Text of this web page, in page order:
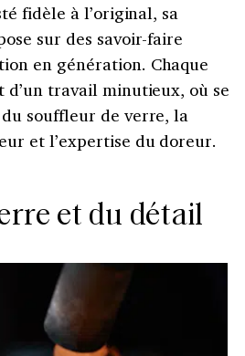
fidèle à l’original, sa
sur des savoir-faire
en génération. Chaque
travail minutieux, où se
souffleur de verre, la
et l’expertise du doreur.
et du détail